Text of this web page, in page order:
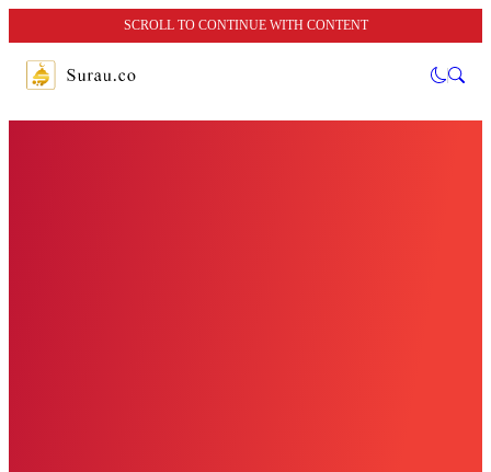
SCROLL TO CONTINUE WITH CONTENT